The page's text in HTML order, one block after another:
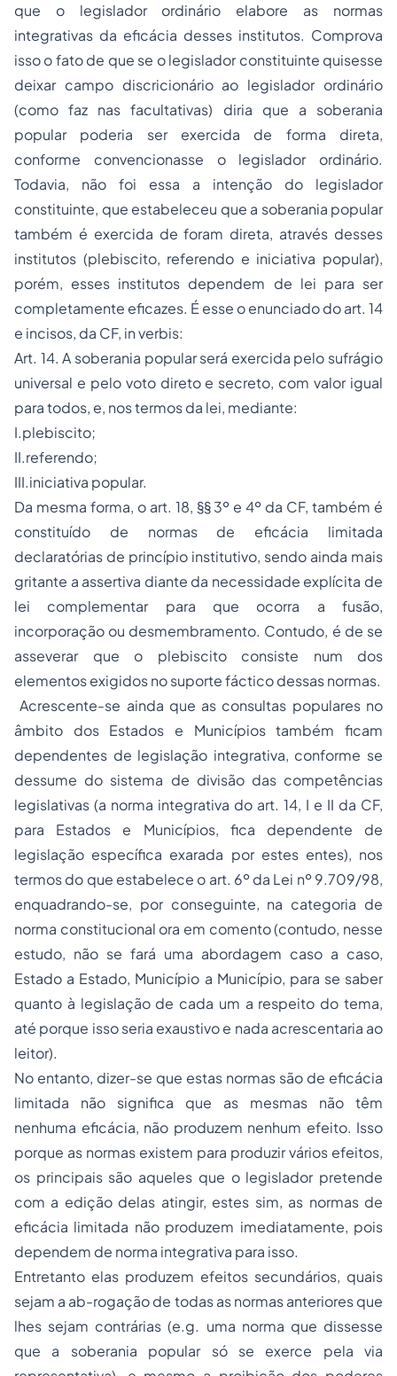
que o legislador ordinário elabore as normas
integrativas da eficácia desses institutos. Comprova
isso o fato de que se o legislador constituinte quisesse
deixar campo discricionário ao legislador ordinário
(como faz nas facultativas) diria que a soberania
popular poderia ser exercida de forma direta,
conforme convencionasse o legislador ordinário.
Todavia, não foi essa a intenção do legislador
constituinte, que estabeleceu que a soberania popular
também é exercida de foram direta, através desses
institutos (plebiscito, referendo e iniciativa popular),
porém, esses institutos dependem de lei para ser
completamente eficazes. É esse o enunciado do art. 14
e incisos, da CF, in verbis:
Art. 14. A soberania popular será exercida pelo sufrágio
universal e pelo voto direto e secreto, com valor igual
para todos, e, nos termos da lei, mediante:
I.plebiscito;
II.referendo;
III.iniciativa popular.
Da mesma forma, o art. 18, §§ 3º e 4º da CF, também é
constituído de normas de eficácia limitada
declaratórias de princípio institutivo, sendo ainda mais
gritante a assertiva diante da necessidade explícita de
lei complementar para que ocorra a fusão,
incorporação ou desmembramento. Contudo, é de se
asseverar que o plebiscito consiste num dos
elementos exigidos no suporte fáctico dessas normas.
Acrescente-se ainda que as consultas populares no
âmbito dos Estados e Municípios também ficam
dependentes de legislação integrativa, conforme se
dessume do sistema de divisão das competências
legislativas (a norma integrativa do art. 14, I e II da CF,
para Estados e Municípios, fica dependente de
legislação específica exarada por estes entes), nos
termos do que estabelece o art. 6º da Lei nº 9.709/98,
enquadrando-se, por conseguinte, na categoria de
norma constitucional ora em comento (contudo, nesse
estudo, não se fará uma abordagem caso a caso,
Estado a Estado, Município a Município, para se saber
quanto à legislação de cada um a respeito do tema,
até porque isso seria exaustivo e nada acrescentaria ao
leitor).
No entanto, dizer-se que estas normas são de eficácia
limitada não significa que as mesmas não têm
nenhuma eficácia, não produzem nenhum efeito. Isso
porque as normas existem para produzir vários efeitos,
os principais são aqueles que o legislador pretende
com a edição delas atingir, estes sim, as normas de
eficácia limitada não produzem imediatamente, pois
dependem de norma integrativa para isso.
Entretanto elas produzem efeitos secundários, quais
sejam a ab-rogação de todas as normas anteriores que
lhes sejam contrárias (e.g. uma norma que dissesse
que a soberania popular só se exerce pela via